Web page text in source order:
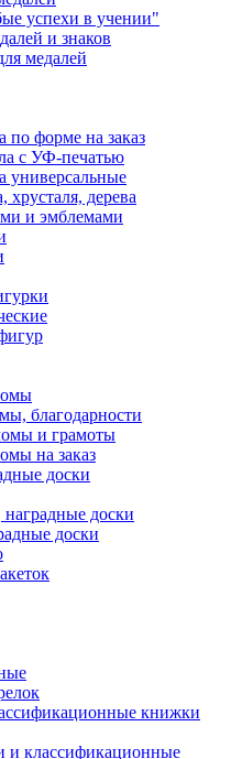
успехи в учении"
и знаков
медалей
по форме на заказ
с УФ-печатью
универсальные
хрусталя, дерева
и эмблемами
благодарности
и грамоты
на заказ
доски
доски
доски
книжки
и классификационные